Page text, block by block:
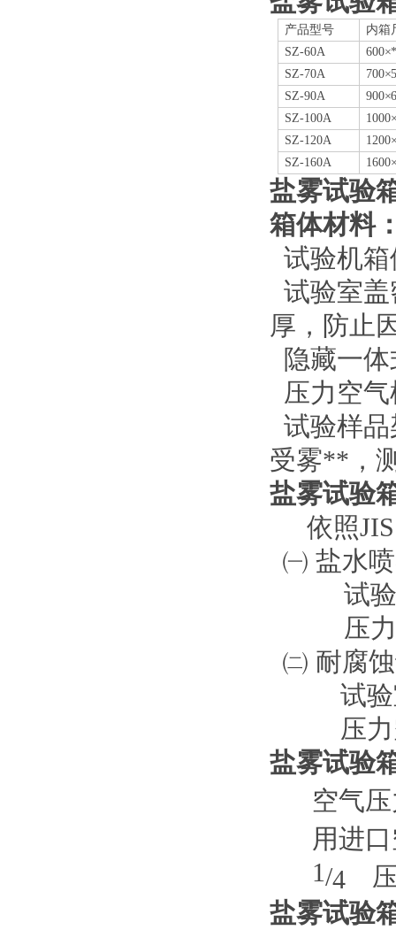
产品型号
内箱
SZ-60A 600×
SZ-70A 700×
SZ-90A 900×
SZ-100A 1000×
SZ-120A 1200×
SZ-160A 1600×
盐雾试验
箱体材料
试验机
试验室
厚，防止
隐藏一
压力空
试验样
受雾**，
盐雾试验
依照JIS
㈠ 盐水
试
压
㈡ 耐腐
试
压
盐雾试验
空气
用进
1/4
盐雾试验